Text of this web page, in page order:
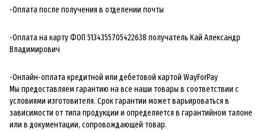
-Оплата после получения в отделении почты
-Оплата на карту ФОП 5134355705422638 получатель Кай Александр
Владимирович
-Онлайн-оплата кредитной или дебетовой картой WayForPay
Мы предоставляем гарантию на все наши товары в соответствии с
условиями изготовителя. Срок гарантии может варьироваться в
зависимости от типа продукции и определяется в гарантийном талоне
или в документации, сопровождающей товар.